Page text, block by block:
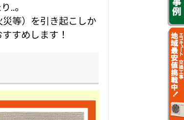
..。
等）を引き起こしか
すめします！